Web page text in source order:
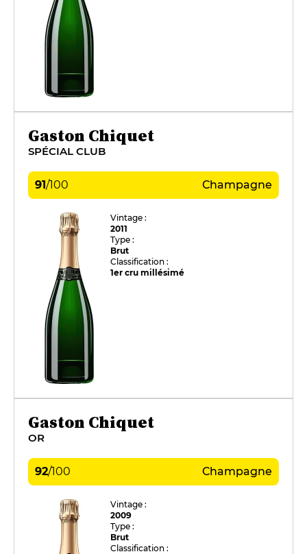
Gaston Chiquet
SPÉCIAL CLUB
91/100 Champagne
Vintage :
2011
Type :
Brut
Classification :
1er cru millésimé
Gaston Chiquet
OR
92/100 Champagne
Vintage :
2009
Type :
Brut
Classification :